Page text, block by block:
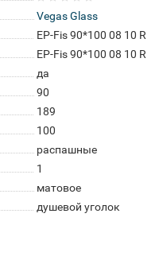
Vegas Glass
EP-Fis 90*100 08 10 R
EP-Fis 90*100 08 10 R
да
90
189
100
распашные
1
матовое
душевой уголок